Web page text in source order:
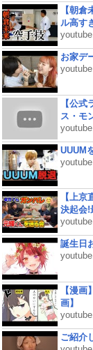
【朝
ル高す
お家デ
【公
ス・モ
UUUM
【上
決起会!
誕生日
【漫
画】
ご紹介